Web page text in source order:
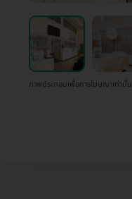
ภาพประกอบเพื่อการโฆษณาเท่านั้น